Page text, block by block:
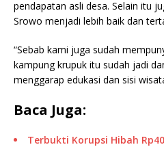
pendapatan asli desa. Selain itu
Srowo menjadi lebih baik dan
“Sebab kami juga sudah
kampung krupuk itu sudah jadi
menggarap edukasi dan sisi
Baca Juga:
Terbukti Korupsi Hibah